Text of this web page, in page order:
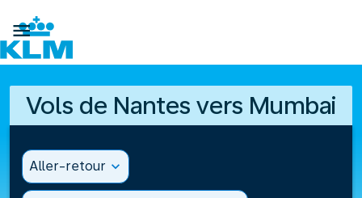

Vols de Nantes vers Mumbai
Aller-retour expand_more